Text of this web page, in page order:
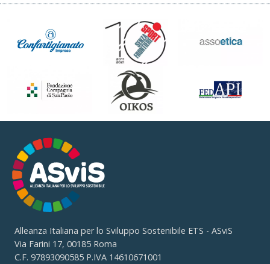
Alleanza Italiana per lo Sviluppo Sostenibile ETS - ASviS
Via Farini 17, 00185 Roma
C.F. 97893090585 P.IVA 14610671001